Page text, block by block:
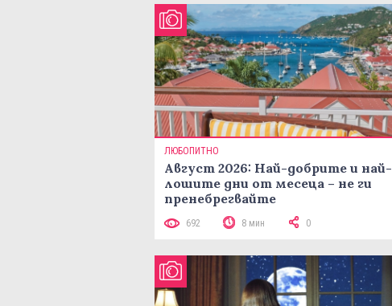
ЛЮБОПИТНО
Август 2026: Най-добрите и най-
лошите дни от месеца – не ги
пренебрегвайте
692 8 мин 0